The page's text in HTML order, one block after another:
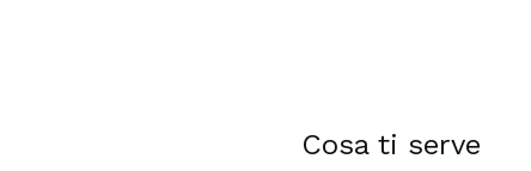
Cosa ti serve